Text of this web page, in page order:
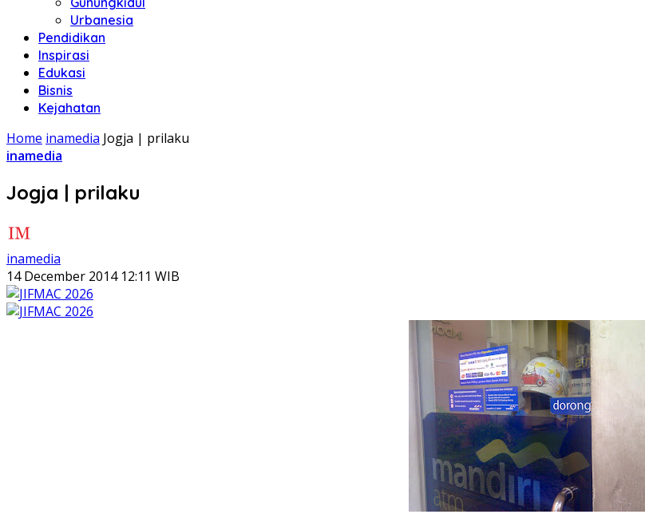
Urbanesia
Pendidikan
Inspirasi
Edukasi
Bisnis
Kejahatan
Home inamedia Jogja | prilaku
inamedia
Jogja | prilaku
inamedia
14 December 2014 12:11 WIB